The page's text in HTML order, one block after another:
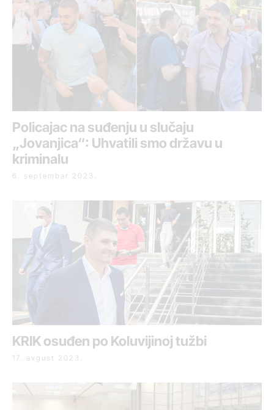
Policajac na suđenju u slučaju
„Jovanjica“: Uhvatili smo državu u
kriminalu
6. septembar 2023.
KRIK osuđen po Koluvijinoj tužbi
17. avgust 2023.